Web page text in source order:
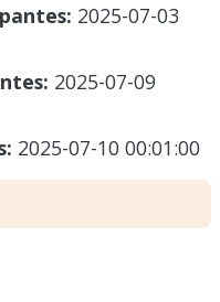
2025-07-03
2025-07-09
2025-07-10 00:01:00